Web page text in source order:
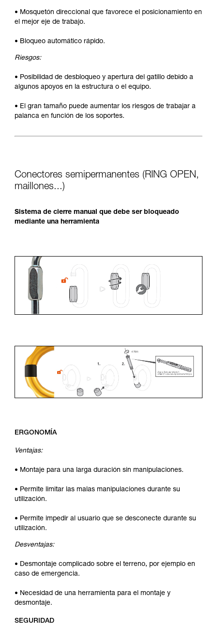
• Mosquetón direccional que favorece el posicionamiento en
el mejor eje de trabajo.
• Bloqueo automático rápido.
Riesgos:
• Posibilidad de desbloqueo y apertura del gatillo debido a
algunos apoyos en la estructura o el equipo.
• El gran tamaño puede aumentar los riesgos de trabajar a
palanca en función de los soportes.
Conectores semipermanentes (RING OPEN,
maillones...)
Sistema de cierre manual que debe ser bloqueado
mediante una herramienta
ERGONOMÍA
Ventajas:
• Montaje para una larga duración sin manipulaciones.
• Permite limitar las malas manipulaciones durante su
utilización.
• Permite impedir al usuario que se desconecte durante su
utilización.
Desventajas:
• Desmontaje complicado sobre el terreno, por ejemplo en
caso de emergencia.
• Necesidad de una herramienta para el montaje y
desmontaje.
SEGURIDAD